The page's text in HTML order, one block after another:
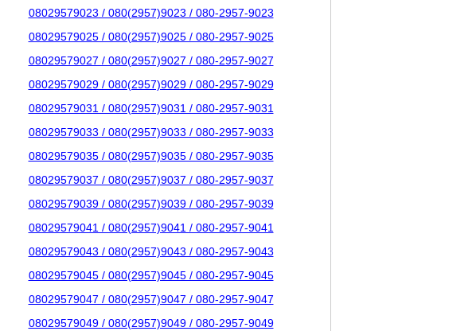
08029579023 / 080(2957)9023 / 080-2957-9023
08029579025 / 080(2957)9025 / 080-2957-9025
08029579027 / 080(2957)9027 / 080-2957-9027
08029579029 / 080(2957)9029 / 080-2957-9029
08029579031 / 080(2957)9031 / 080-2957-9031
08029579033 / 080(2957)9033 / 080-2957-9033
08029579035 / 080(2957)9035 / 080-2957-9035
08029579037 / 080(2957)9037 / 080-2957-9037
08029579039 / 080(2957)9039 / 080-2957-9039
08029579041 / 080(2957)9041 / 080-2957-9041
08029579043 / 080(2957)9043 / 080-2957-9043
08029579045 / 080(2957)9045 / 080-2957-9045
08029579047 / 080(2957)9047 / 080-2957-9047
08029579049 / 080(2957)9049 / 080-2957-9049